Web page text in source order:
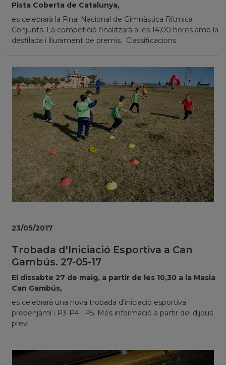
Pista Coberta de Catalunya,
es celebrarà la Final Nacional de Gimnàstica Rítmica
Conjunts. La competició finalitzarà a les 14,00 hores amb la
desfilada i lliurament de premis. Classificacions
Trobada d'Iniciació Esportiva a Can
Gambús. 27-05-17
El dissabte 27 de maig, a partir de les 10,30 a la Masia
Can Gambús,
es celebrarà una nova trobada d'iniciació esportiva
prebenjamí i P3-P4 i P5. Més informació a partir del dijous
previ
23/05/2017